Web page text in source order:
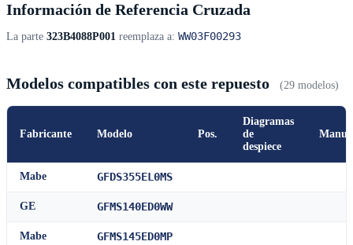
Información de Referencia Cruzada
La parte 323B4088P001 reemplaza a: WW03F00293
Modelos compatibles con este repuesto (29 modelos)
Fabricante Modelo Pos.
Diagramas
de
despiece
Mabe GFDS355EL0MS
GE GFMS140ED0WW
Mabe GFMS145ED0MP